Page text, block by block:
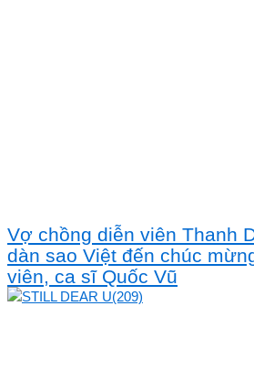
Vợ chồng diễn viên Thanh
dàn sao Việt đến chúc
viên, ca sĩ Quốc Vũ